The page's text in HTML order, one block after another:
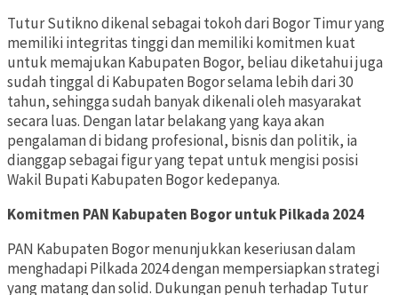
Tutur Sutikno dikenal sebagai tokoh dari Bogor Timur yang
memiliki integritas tinggi dan memiliki komitmen kuat
untuk memajukan Kabupaten Bogor, beliau diketahui juga
sudah tinggal di Kabupaten Bogor selama lebih dari 30
tahun, sehingga sudah banyak dikenali oleh masyarakat
secara luas. Dengan latar belakang yang kaya akan
pengalaman di bidang profesional, bisnis dan politik, ia
dianggap sebagai figur yang tepat untuk mengisi posisi
Wakil Bupati Kabupaten Bogor kedepanya.
Komitmen PAN Kabupaten Bogor untuk Pilkada 2024
PAN Kabupaten Bogor menunjukkan keseriusan dalam
menghadapi Pilkada 2024 dengan mempersiapkan strategi
yang matang dan solid. Dukungan penuh terhadap Tutur